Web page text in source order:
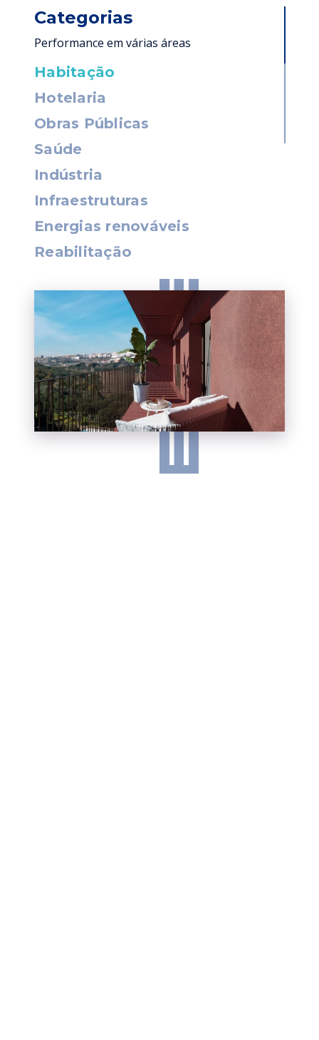
Categorias
Performance em várias áreas
Habitação
Hotelaria
Obras Públicas
Saúde
Indústria
Infraestruturas
Energias renováveis
Reabilitação